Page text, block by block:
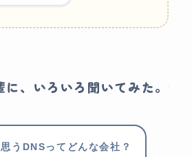
に、いろいろ聞いてみた。
うDNSってどんな会社？